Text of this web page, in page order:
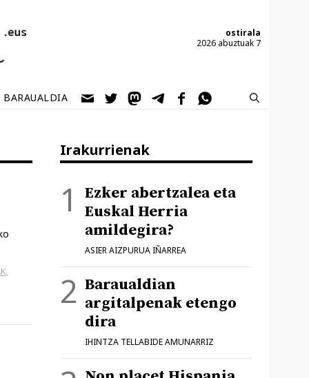
ostirala
2026 abuztuak 7
BARAUALDIA
,
Irakurrienak
Ezker abertzalea eta
Euskal Herria
amildegira?
ASIER AIZPURUA IÑARREA
Baraualdian
argitalpenak etengo
dira
IHINTZA TELLABIDE AMUNARRIZ